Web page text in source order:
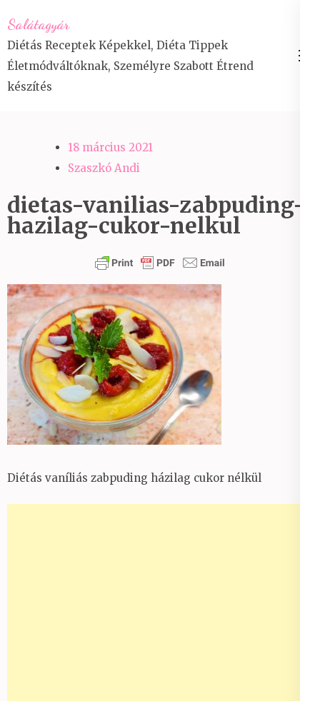
to
content
(Press
Enter)
Salátagyár
Diétás Receptek Képekkel, Diéta Tippek
Életmódváltóknak, Személyre Szabott Étrend
készítés
18 március 2021
Szaszkó Andi
dietas-vanilias-zabpuding-
hazilag-cukor-nelkul
Diétás vaníliás zabpuding házilag cukor nélkül